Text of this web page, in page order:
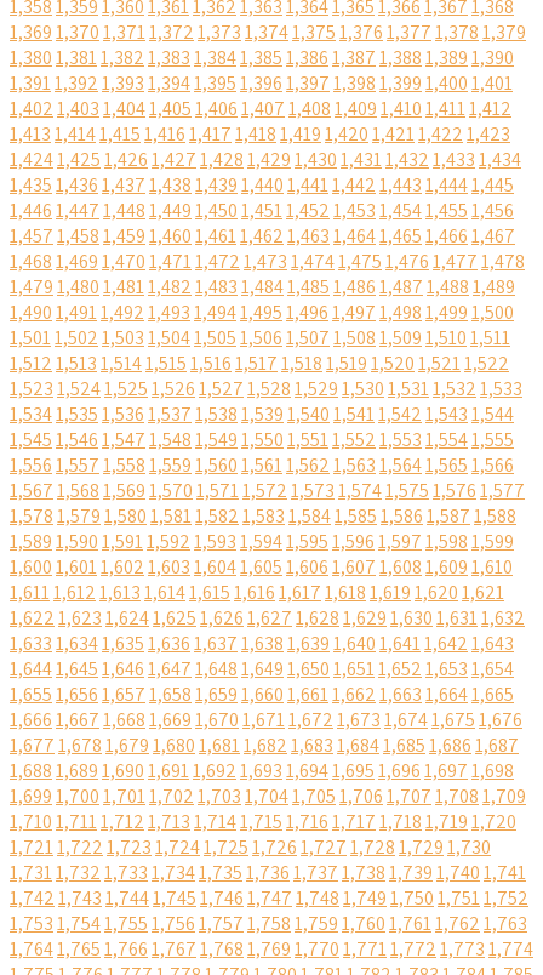
1,3581,3591,3601,3611,3621,3631,3641,3651,3661,3671,368
1,3691,3701,3711,3721,3731,3741,3751,3761,3771,3781,379
1,3801,3811,3821,3831,3841,3851,3861,3871,3881,3891,390
1,3911,3921,3931,3941,3951,3961,3971,3981,3991,4001,401
1,4021,4031,4041,4051,4061,4071,4081,4091,4101,4111,412
1,4131,4141,4151,4161,4171,4181,4191,4201,4211,4221,423
1,4241,4251,4261,4271,4281,4291,4301,4311,4321,4331,434
1,4351,4361,4371,4381,4391,4401,4411,4421,4431,4441,445
1,4461,4471,4481,4491,4501,4511,4521,4531,4541,4551,456
1,4571,4581,4591,4601,4611,4621,4631,4641,4651,4661,467
1,4681,4691,4701,4711,4721,4731,4741,4751,4761,4771,478
1,4791,4801,4811,4821,4831,4841,4851,4861,4871,4881,489
1,4901,4911,4921,4931,4941,4951,4961,4971,4981,4991,500
1,5011,5021,5031,5041,5051,5061,5071,5081,5091,5101,511
1,5121,5131,5141,5151,5161,5171,5181,5191,5201,5211,522
1,5231,5241,5251,5261,5271,5281,5291,5301,5311,5321,533
1,5341,5351,5361,5371,5381,5391,5401,5411,5421,5431,544
1,5451,5461,5471,5481,5491,5501,5511,5521,5531,5541,555
1,5561,5571,5581,5591,5601,5611,5621,5631,5641,5651,566
1,5671,5681,5691,5701,5711,5721,5731,5741,5751,5761,577
1,5781,5791,5801,5811,5821,5831,5841,5851,5861,5871,588
1,5891,5901,5911,5921,5931,5941,5951,5961,5971,5981,599
1,6001,6011,6021,6031,6041,6051,6061,6071,6081,6091,610
1,6111,6121,6131,6141,6151,6161,6171,6181,6191,6201,621
1,6221,6231,6241,6251,6261,6271,6281,6291,6301,6311,632
1,6331,6341,6351,6361,6371,6381,6391,6401,6411,6421,643
1,6441,6451,6461,6471,6481,6491,6501,6511,6521,6531,654
1,6551,6561,6571,6581,6591,6601,6611,6621,6631,6641,665
1,6661,6671,6681,6691,6701,6711,6721,6731,6741,6751,676
1,6771,6781,6791,6801,6811,6821,6831,6841,6851,6861,687
1,6881,6891,6901,6911,6921,6931,6941,6951,6961,6971,698
1,6991,7001,7011,7021,7031,7041,7051,7061,7071,7081,709
1,7101,7111,7121,7131,7141,7151,7161,7171,7181,7191,720
1,7211,7221,7231,7241,7251,7261,7271,7281,7291,730
1,7311,7321,7331,7341,7351,7361,7371,7381,7391,7401,741
1,7421,7431,7441,7451,7461,7471,7481,7491,7501,7511,752
1,7531,7541,7551,7561,7571,7581,7591,7601,7611,7621,763
1,7641,7651,7661,7671,7681,7691,7701,7711,7721,7731,774